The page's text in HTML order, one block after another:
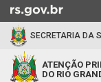
para
conteúdo
SECRETARIA DA
ATENÇÃO
DO RIO